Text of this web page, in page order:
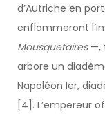
d’Autriche en
enflammeront
Mousquetaires—,
arbore un
Napoléon Ier,
[4]. L’empereur